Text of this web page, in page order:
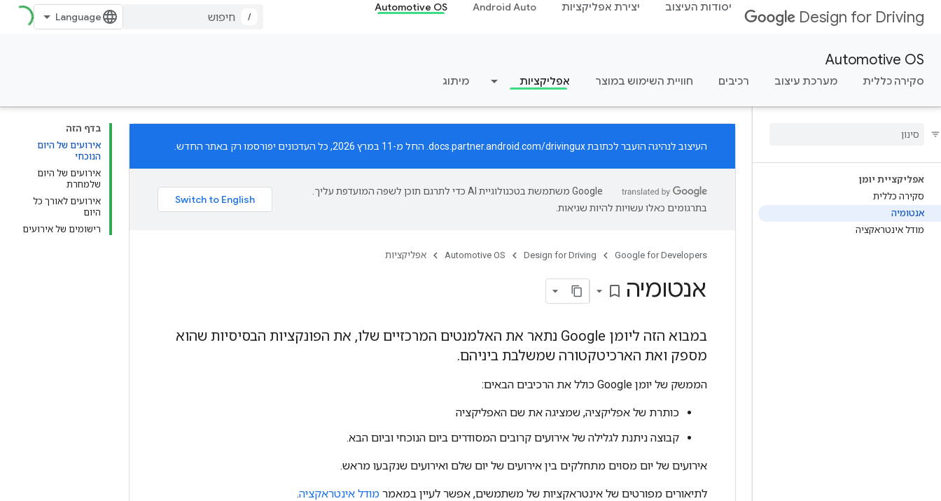
Design for Driving
יסודות העיצוב יצירת אפליקציות Android Auto
Automotive OS
/
Automotive OS
סקירה כללית מערכת עיצוב רכיבים חוויית השימוש במוצר אפליקציות מיתוג
אפליקציית יומן
סקירה כללית
אנטומיה
מודל אינטראקציה
בדף הזה
אירועים של היום
הנוכחי
אירועים של היום
שלמחרת
אירועים לאורך כל
היום
רישומים של אירועים
העיצוב לנהיגה הועבר לכתובתdocs.partner.android.com/drivingux . החל מ-11 במרץ 2026, כל העדכונים יפורסמו רק באתר החדש.
‫Google משתמשת בטכנולוגיית AI כדי לתרגם תוכן לשפה המועדפת עליך.
בתרגומים כאלו עשויות להיות שגיאות.
Google for Developers
Design for Driving
Automotive OS אפליקציות
אנטומיה bookmark_border
במבוא הזה ליומן Google נתאר את האלמנטים המרכזיים שלו, את הפונקציות הבסיסיות שהוא
מספק ואת הארכיטקטורה שמשלבת ביניהם.
הממשק של יומן Google כולל את הרכיבים הבאים:
כותרת של אפליקציה, שמציגה את שם האפליקציה
קבוצה ניתנת לגלילה של אירועים קרובים המסודרים ביום הנוכחי וביום הבא.
אירועים של יום מסוים מתחלקים בין אירועים של יום שלם ואירועים שנקבעו מראש.
לתיאורים מפורטים של אינטראקציות של משתמשים, אפשר לעיין במאמר מודל אינטראקציה.